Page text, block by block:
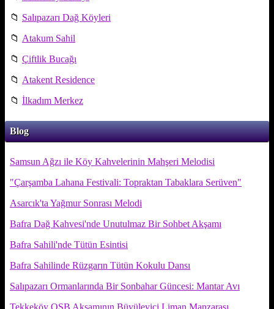
📁 Salıpazarı Dağ Köyleri
📁 Atakum Sahil
📁 Çiftlik Bucağı
📁 Atakent Residence
📁 İlkadım Merkez
Blog
Samsun Ağzı ile Köy Kahvelerinin Mahşeri Melodisi
"Çarşamba Lahana Festivali: Topraktan Tabaklara Serüven"
Asarcık'ta Yağmur Sonrası Melodi
Bafra Dağ Kahvesi'nde Unutulmaz Bir Sohbet Akşamı
Bafra Sahili'nde Tütün Esintisi
Bafra Sahilinde Rüzgarın Tütün Kokulu Dansı
Salıpazarı Ormanlarında Bir Sonbahar Güncesi: Mantar Avı
Tekkeköy OSB Akşamının Büyüleyici Liman Manzarası